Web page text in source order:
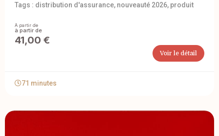
Tags : distribution d'assurance, nouveauté 2026, produit
À partir de
41,00 €
Voir le détail
71 minutes